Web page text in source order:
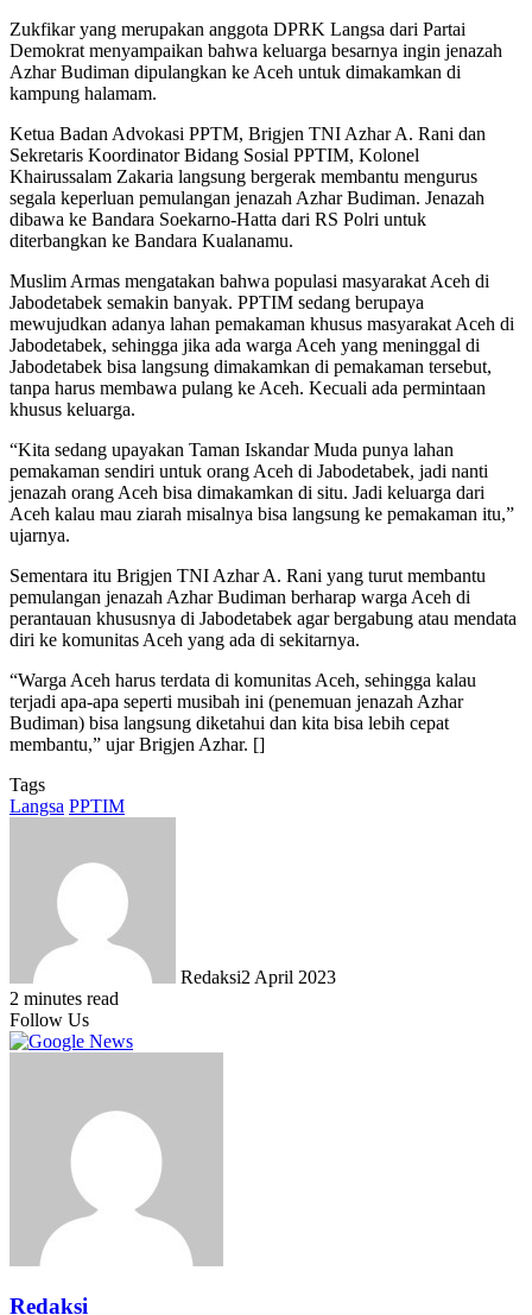
Zukfikar yang merupakan anggota DPRK Langsa dari Partai
Demokrat menyampaikan bahwa keluarga besarnya ingin jenazah
Azhar Budiman dipulangkan ke Aceh untuk dimakamkan di
kampung halamam.
Ketua Badan Advokasi PPTM, Brigjen TNI Azhar A. Rani dan
Sekretaris Koordinator Bidang Sosial PPTIM, Kolonel
Khairussalam Zakaria langsung bergerak membantu mengurus
segala keperluan pemulangan jenazah Azhar Budiman. Jenazah
dibawa ke Bandara Soekarno-Hatta dari RS Polri untuk
diterbangkan ke Bandara Kualanamu.
Muslim Armas mengatakan bahwa populasi masyarakat Aceh di
Jabodetabek semakin banyak. PPTIM sedang berupaya
mewujudkan adanya lahan pemakaman khusus masyarakat Aceh di
Jabodetabek, sehingga jika ada warga Aceh yang meninggal di
Jabodetabek bisa langsung dimakamkan di pemakaman tersebut,
tanpa harus membawa pulang ke Aceh. Kecuali ada permintaan
khusus keluarga.
“Kita sedang upayakan Taman Iskandar Muda punya lahan
pemakaman sendiri untuk orang Aceh di Jabodetabek, jadi nanti
jenazah orang Aceh bisa dimakamkan di situ. Jadi keluarga dari
Aceh kalau mau ziarah misalnya bisa langsung ke pemakaman itu,”
ujarnya.
Sementara itu Brigjen TNI Azhar A. Rani yang turut membantu
pemulangan jenazah Azhar Budiman berharap warga Aceh di
perantauan khususnya di Jabodetabek agar bergabung atau mendata
diri ke komunitas Aceh yang ada di sekitarnya.
“Warga Aceh harus terdata di komunitas Aceh, sehingga kalau
terjadi apa-apa seperti musibah ini (penemuan jenazah Azhar
Budiman) bisa langsung diketahui dan kita bisa lebih cepat
membantu,” ujar Brigjen Azhar. []
Tags
Langsa PPTIM
Redaksi2 April 2023
2 minutes read
Follow Us
Redaksi